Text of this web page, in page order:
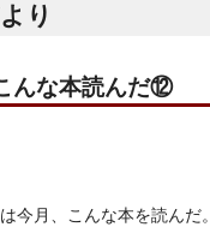
り
んな本読んだ⑫
今月、こんな本を読んだ。